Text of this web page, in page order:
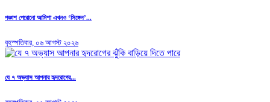
পঞ্চাশ পেরোনো আমিশা এখনও ‘সিঙ্গেল’...
বৃহস্পতিবার, ০৬ আগস্ট ২০২৬
যে ৭ অভ্যাস আপনার হৃদরোগের...